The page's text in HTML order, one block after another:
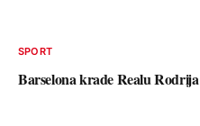
SPORT
Barselona krade Realu Rodrija